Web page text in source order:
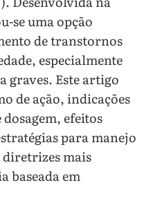
se uma opção
de transtornos
especialmente
graves. Este artigo
de ação, indicações
efeitos
para manejo
diretrizes mais
baseada em